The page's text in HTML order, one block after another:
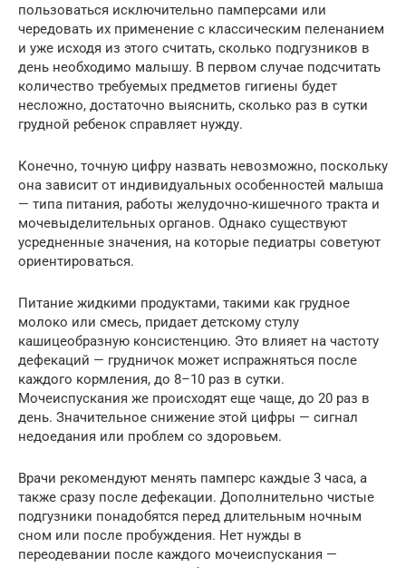
пользоваться исключительно памперсами или
чередовать их применение с классическим пеленанием
и уже исходя из этого считать, сколько подгузников в
день необходимо малышу. В первом случае подсчитать
количество требуемых предметов гигиены будет
несложно, достаточно выяснить, сколько раз в сутки
грудной ребенок справляет нужду.
Конечно, точную цифру назвать невозможно, поскольку
она зависит от индивидуальных особенностей малыша
— типа питания, работы желудочно-кишечного тракта и
мочевыделительных органов. Однако существуют
усредненные значения, на которые педиатры советуют
ориентироваться.
Питание жидкими продуктами, такими как грудное
молоко или смесь, придает детскому стулу
кашицеобразную консистенцию. Это влияет на частоту
дефекаций — грудничок может испражняться после
каждого кормления, до 8–10 раз в сутки.
Мочеиспускания же происходят еще чаще, до 20 раз в
день. Значительное снижение этой цифры — сигнал
недоедания или проблем со здоровьем.
Врачи рекомендуют менять памперс каждые 3 часа, а
также сразу после дефекации. Дополнительно чистые
подгузники понадобятся перед длительным ночным
сном или после пробуждения. Нет нужды в
переодевании после каждого мочеиспускания —